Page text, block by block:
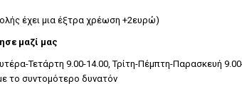
έχει μια έξτρα χρέωση +2ευρώ)
μαζί μας
Τετάρτη 9.00-14.00, Τρίτη-Πέμπτη-Παρασκευή
το συντομότερο δυνατόν